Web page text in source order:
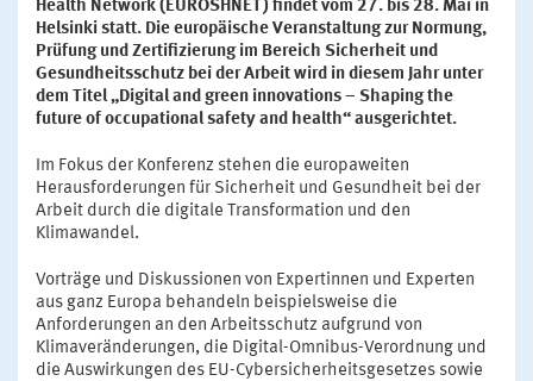
Health Network (EUROSHNET) findet vom 27. bis 28. Mai in
Helsinki statt. Die europäische Veranstaltung zur Normung,
Prüfung und Zertifizierung im Bereich Sicherheit und
Gesundheitsschutz bei der Arbeit wird in diesem Jahr unter
dem Titel „Digital and green innovations – Shaping the
future of occupational safety and health“ ausgerichtet.
Im Fokus der Konferenz stehen die europaweiten
Herausforderungen für Sicherheit und Gesundheit bei der
Arbeit durch die digitale Transformation und den
Klimawandel.
Vorträge und Diskussionen von Expertinnen und Experten
aus ganz Europa behandeln beispielsweise die
Anforderungen an den Arbeitsschutz aufgrund von
Klimaveränderungen, die Digital-Omnibus-Verordnung und
die Auswirkungen des EU-Cybersicherheitsgesetzes sowie